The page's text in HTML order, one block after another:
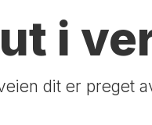
i
dit er preget